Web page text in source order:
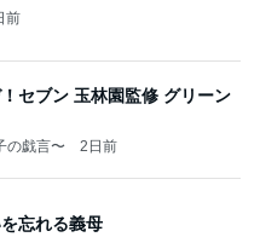
前
セブン 玉林園監修 グリーン
の戯言〜 2日前
忘れる義母